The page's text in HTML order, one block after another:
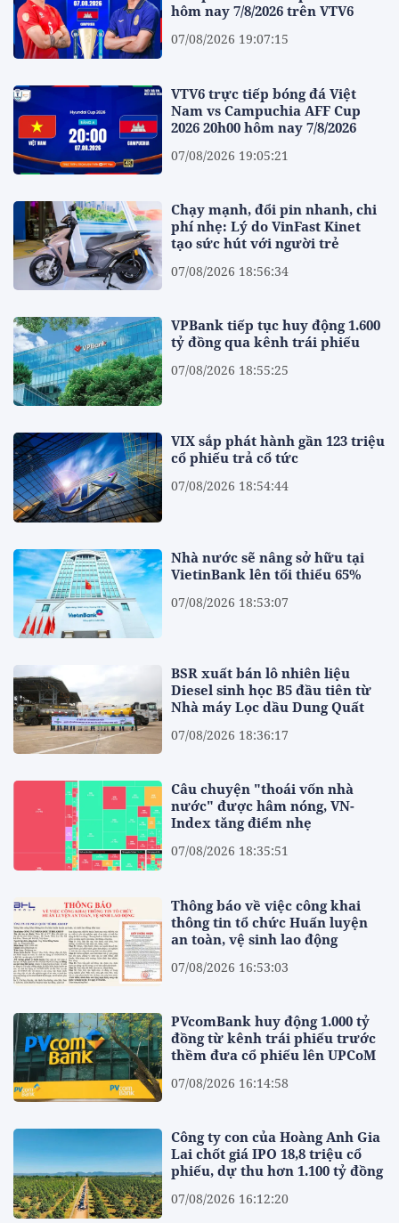
hôm nay 7/8/2026 trên VTV6
07/08/2026 19:07:15
VTV6 trực tiếp bóng đá Việt
Nam vs Campuchia AFF Cup
2026 20h00 hôm nay 7/8/2026
07/08/2026 19:05:21
Chạy mạnh, đổi pin nhanh, chi
phí nhẹ: Lý do VinFast Kinet
tạo sức hút với người trẻ
07/08/2026 18:56:34
VPBank tiếp tục huy động 1.600
tỷ đồng qua kênh trái phiếu
07/08/2026 18:55:25
VIX sắp phát hành gần 123 triệu
cổ phiếu trả cổ tức
07/08/2026 18:54:44
Nhà nước sẽ nâng sở hữu tại
VietinBank lên tối thiểu 65%
07/08/2026 18:53:07
BSR xuất bán lô nhiên liệu
Diesel sinh học B5 đầu tiên từ
Nhà máy Lọc dầu Dung Quất
07/08/2026 18:36:17
Câu chuyện "thoái vốn nhà
nước" được hâm nóng, VN-
Index tăng điểm nhẹ
07/08/2026 18:35:51
Thông báo về việc công khai
thông tin tổ chức Huấn luyện
an toàn, vệ sinh lao động
07/08/2026 16:53:03
PVcomBank huy động 1.000 tỷ
đồng từ kênh trái phiếu trước
thềm đưa cổ phiếu lên UPCoM
07/08/2026 16:14:58
Công ty con của Hoàng Anh Gia
Lai chốt giá IPO 18,8 triệu cổ
phiếu, dự thu hơn 1.100 tỷ đồng
07/08/2026 16:12:20